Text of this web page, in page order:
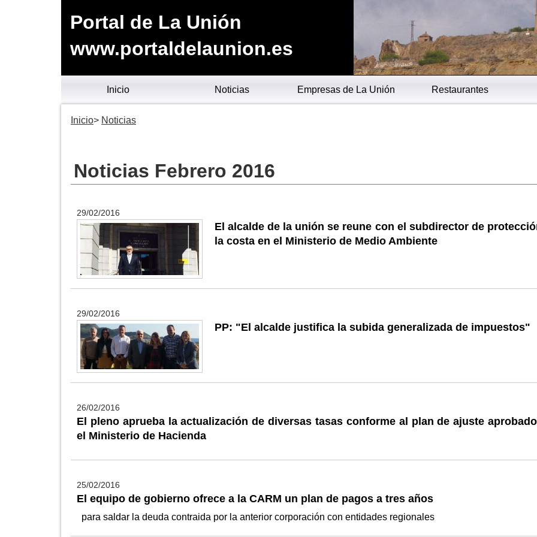
Portal de La Unión
www.portaldelaunion.es
Inicio Noticias Empresas de La Unión Restaurantes
Inicio Noticias
Noticias Febrero 2016
29/02/2016
El alcalde de la unión se reune con el subdirector de
la costa en el Ministerio de Medio Ambiente
29/02/2016
PP: "El alcalde justifica la subida generalizada de impuestos"
26/02/2016
El pleno aprueba la actualización de diversas tasas conforme al plan de ajuste
el Ministerio de Hacienda
25/02/2016
El equipo de gobierno ofrece a la CARM un plan de pagos a tres años
para saldar la deuda contraida por la anterior corporación con entidades regionales